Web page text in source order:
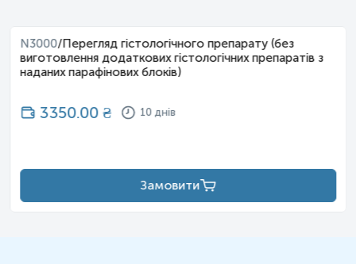
N3000/Перегляд гістологічного препарату (без
виготовлення додаткових гістологічних препаратів з
наданих парафінових блоків)
3350.00₴ 10 днів
Замовити